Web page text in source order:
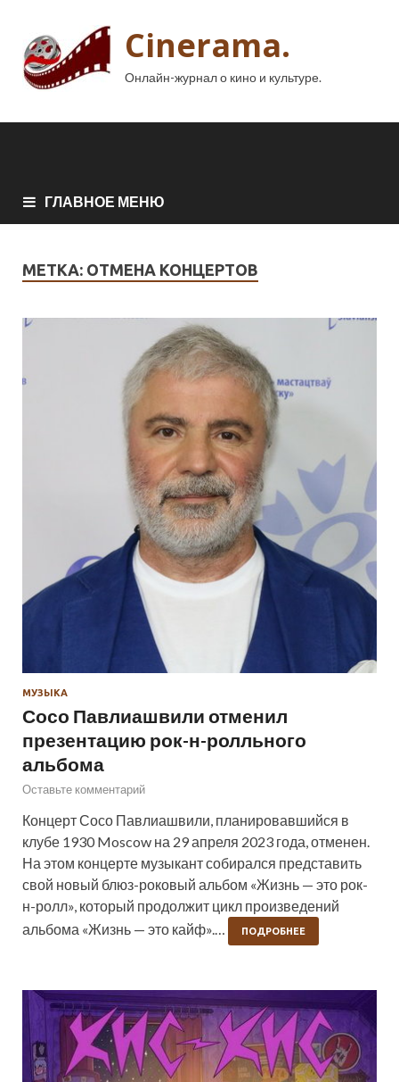
Cinerama.
Онлайн-журнал о кино и культуре.
ГЛАВНОЕ МЕНЮ
МЕТКА: ОТМЕНА КОНЦЕРТОВ
МУЗЫКА
Сосо Павлиашвили отменил
презентацию рок-н-ролльного
альбома
Оставьте комментарий
Концерт Сосо Павлиашвили, планировавшийся в
клубе 1930 Moscow на 29 апреля 2023 года, отменен.
На этом концерте музыкант собирался представить
свой новый блюз-роковый альбом «Жизнь — это рок-
н-ролл», который продолжит цикл произведений
альбома «Жизнь — это кайф».…
ПОДРОБНЕЕ